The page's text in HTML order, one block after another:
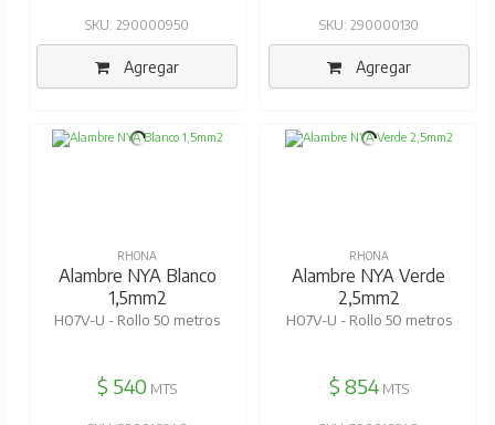
SKU: 290000950
Agregar
SKU: 290000130
Agregar
RHONA
Alambre NYA Blanco
1,5mm2
H07V-U - Rollo 50 metros
$ 540 MTS
RHONA
Alambre NYA Verde
2,5mm2
H07V-U - Rollo 50 metros
$ 854MTS